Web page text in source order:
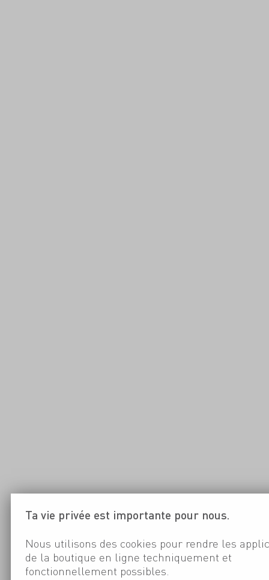
Ta vie privée est importante pour nous.
Nous utilisons des cookies pour rendre les
de la boutique en ligne techniquement et
fonctionnellement possibles.